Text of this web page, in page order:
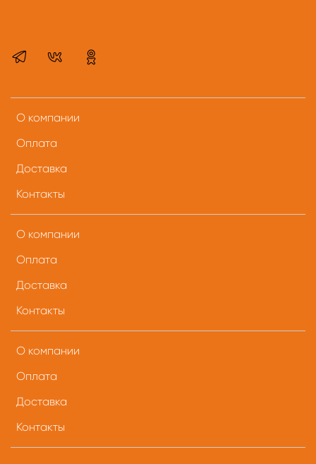
О компании
Оплата
Доставка
Контакты
О компании
Оплата
Доставка
Контакты
О компании
Оплата
Доставка
Контакты